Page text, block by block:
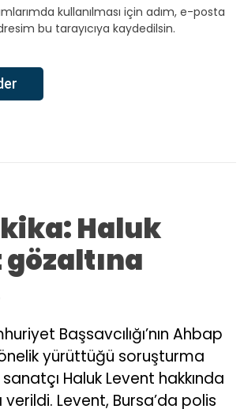
kullanılması için adım, e-posta
bu tarayıcıya kaydedilsin.
Haluk
Başsavcılığı’nın Ahbap
yürüttüğü soruşturma
Haluk Levent hakkında
verildi. Levent, Bursa’da polis